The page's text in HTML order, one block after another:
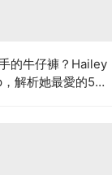
的牛仔褲？Hailey
解析她最愛的5種